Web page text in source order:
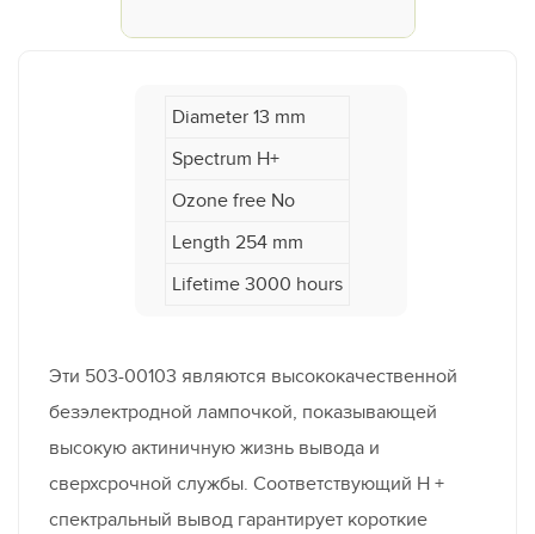
Diameter 13 mm
Spectrum H+
Ozone free No
Length 254 mm
Lifetime 3000 hours
Эти 503-00103 являются высококачественной
безэлектродной лампочкой, показывающей
высокую актиничную жизнь вывода и
сверхсрочной службы. Соответствующий H +
спектральный вывод гарантирует короткие